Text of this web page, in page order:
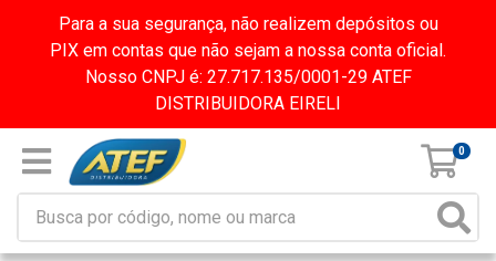
Para a sua segurança, não realizem depósitos ou
PIX em contas que não sejam a nossa conta oficial.
Nosso CNPJ é: 27.717.135/0001-29 ATEF
DISTRIBUIDORA EIRELI
0